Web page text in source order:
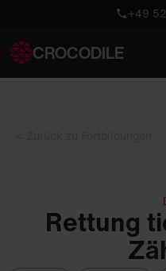
+49
CROCODILE
Rettung